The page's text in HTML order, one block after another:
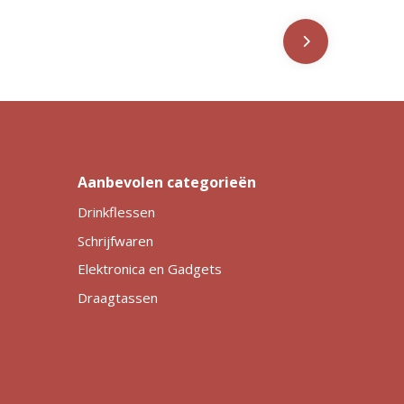
Aanbevolen categorieën
Drinkflessen
Schrijfwaren
Elektronica en Gadgets
Draagtassen